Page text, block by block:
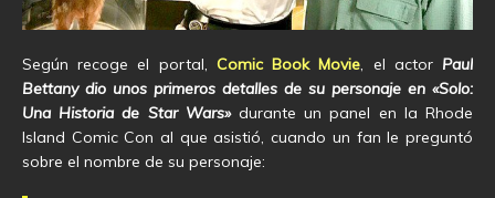
Según recoge el portal, Comic Book Movie, el actor Paul
Bettany dio unos primeros detalles de su personaje en «Solo:
Una Historia de Star Wars»durante un panel en la Rhode
Island Comic Con al que asistió, cuando un fan le preguntó
sobre el nombre de su personaje: